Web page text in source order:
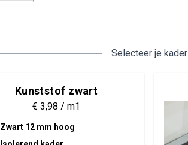
Selecteer je kader
Kunststof zwart
€ 3,98 / m1
Zwart 12 mm hoog